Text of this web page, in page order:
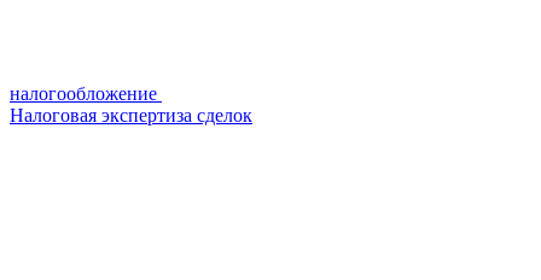
налогообложение
Налоговая экспертиза сделок